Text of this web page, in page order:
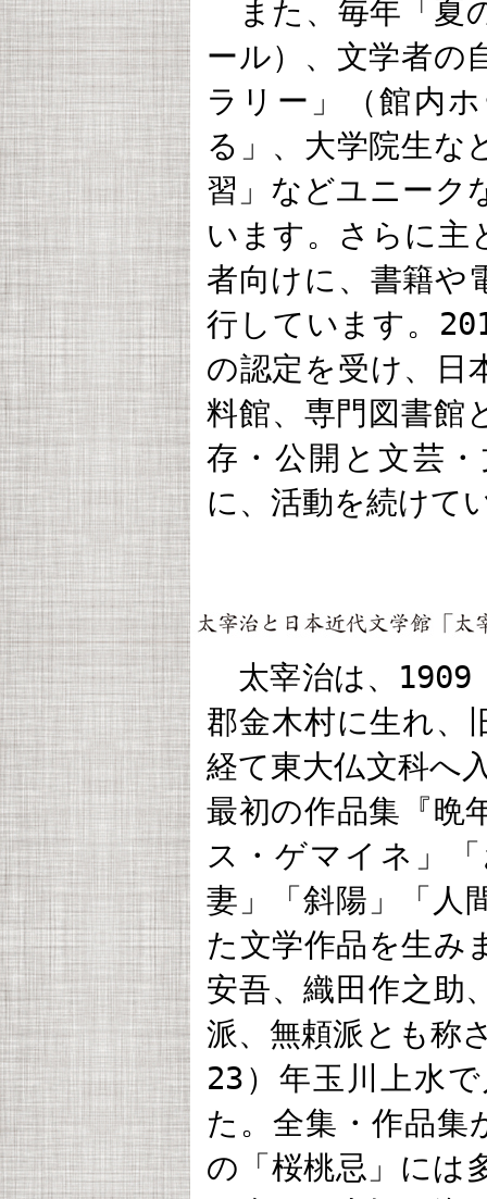
また、毎年「夏
ール）、文学者の
ラリー」（館内
る」、大学院生な
習」などユニーク
います。さらに主
者向けに、書籍や
行しています。
の認定を受け、日
料館、専門図書館
存・公開と文芸
に、活動を続けて
太宰治は、1909
郡金木村に生れ、
経て東大仏文科へ
最初の作品集『晩
ス・ゲマイネ」
妻」「斜陽」「人
た文学作品を生み
安吾、織田作之助
派、無頼派とも称
23）年玉川上水
た。全集・作品集
の「桜桃忌」には